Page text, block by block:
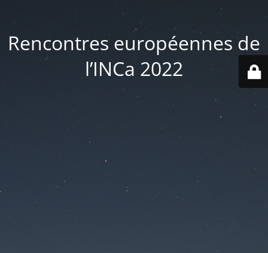
Rencontres européennes de
l’INCa 2022